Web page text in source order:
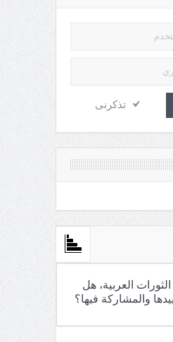
تذكرنى
الثورات العربية، هل
والمشاركة فيها؟